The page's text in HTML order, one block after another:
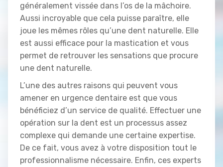
généralement vissée dans l’os de la mâchoire.
Aussi incroyable que cela puisse paraître, elle
joue les mêmes rôles qu’une dent naturelle. Elle
est aussi efficace pour la mastication et vous
permet de retrouver les sensations que procure
une dent naturelle.
L’une des autres raisons qui peuvent vous
amener en urgence dentaire est que vous
bénéficiez d’un service de qualité. Effectuer une
opération sur la dent est un processus assez
complexe qui demande une certaine expertise.
De ce fait, vous avez à votre disposition tout le
professionnalisme nécessaire. Enfin, ces experts